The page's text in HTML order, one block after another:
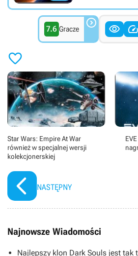
7.6 Gracze   

Star Wars: Empire At War
również w specjalnej wersji
kolekcjonerskiej
NASTĘPNY
Najnowsze Wiadomości
Najlepszy klon Dark Souls jest tak